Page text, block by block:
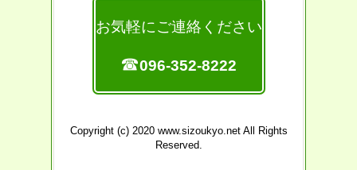
お気軽にご連絡ください
☎096-352-8222
Copyright (c) 2020 www.sizoukyo.net All Rights
Reserved.